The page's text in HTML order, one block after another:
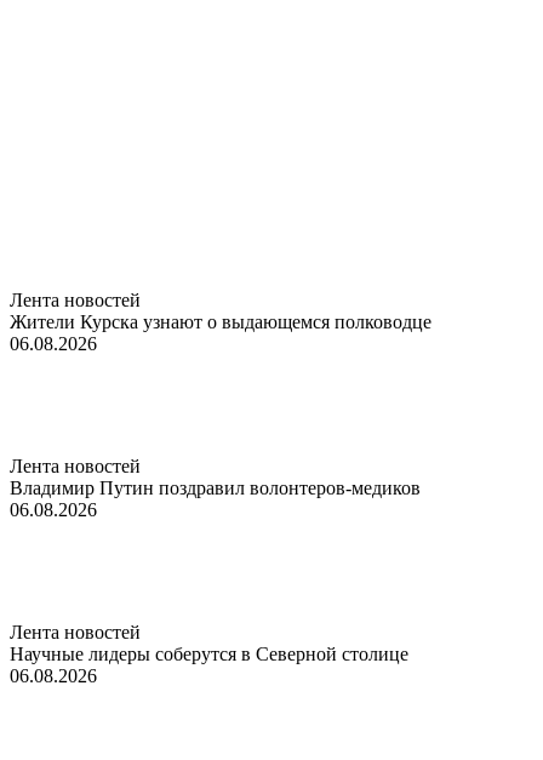
Лента новостей
Жители Курска узнают о выдающемся полководце
06.08.2026
Лента новостей
Владимир Путин поздравил волонтеров-медиков
06.08.2026
Лента новостей
Научные лидеры соберутся в Северной столице
06.08.2026